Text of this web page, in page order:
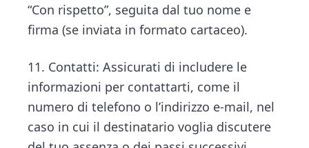
“Con rispetto”, seguita dal tuo nome e
firma (se inviata in formato cartaceo).
11. Contatti: Assicurati di includere le
informazioni per contattarti, come il
numero di telefono o l’indirizzo e-mail, nel
caso in cui il destinatario voglia discutere